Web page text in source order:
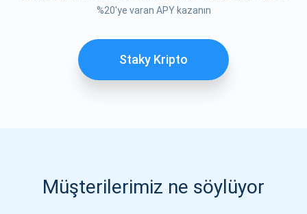
%20'ye varan APY kazanın
Staky Kripto
Müşterilerimiz ne söylüyor
ABONE OL